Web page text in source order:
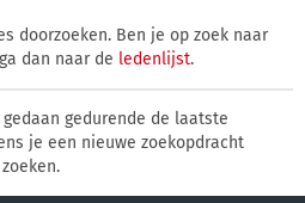
doorzoeken. Ben je op zoek naar
dan naar de ledenlijst.
gedurende de laatste
je een nieuwe zoekopdracht